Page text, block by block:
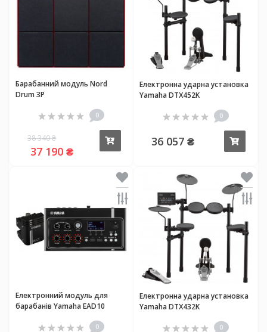
Барабанний модуль Nord
Drum 3P
0
38 340 ₴
37 190 ₴
Електронна ударна установка
Yamaha DTX452K
0
36 057 ₴
Електронний модуль для
барабанів Yamaha EAD10
0
Електронна ударна установка
Yamaha DTX432K
0